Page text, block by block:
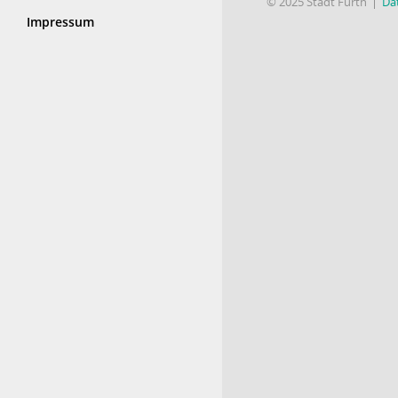
Impressum